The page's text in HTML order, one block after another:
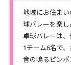
地域にお住ま
球バレーを楽し
卓球バレーは、
1チーム6名で
音の鳴るピン